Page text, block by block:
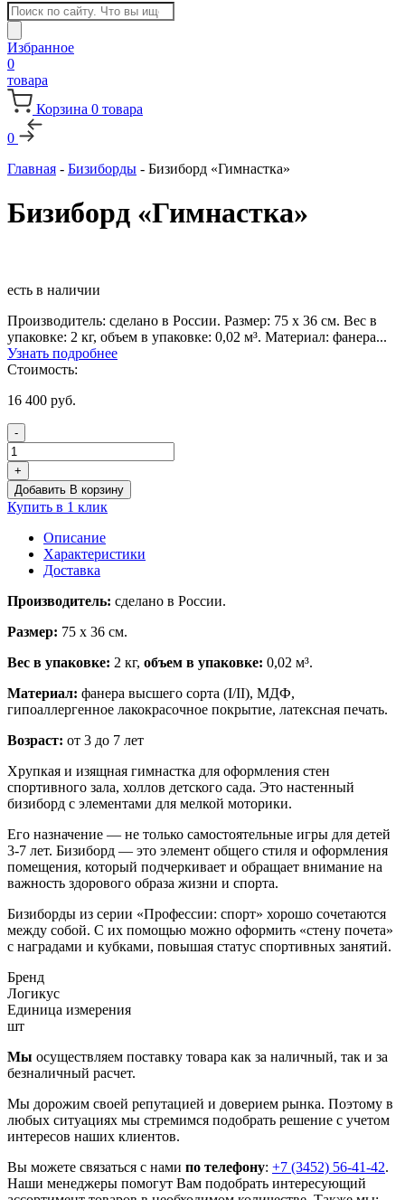
Поиск
товаров
Избранное
0
товара
Корзина 0 товара
0
Главная - Бизиборды - Бизиборд «Гимнастка»
Бизиборд «Гимнастка»
есть в наличии
Производитель: сделано в России. Размер: 75 х 36 см. Вес в
упаковке: 2 кг, объем в упаковке: 0,02 м³. Материал: фанера...
Узнать подробнее
Стоимость:
16 400 руб.
-
Количество
товара
Бизиборд
«Гимнастка»
+
Добавить В корзину
Купить в 1 клик
Описание
Характеристики
Доставка
Производитель: сделано в России.
Размер: 75 х 36 см.
Вес в упаковке: 2 кг, объем в упаковке: 0,02 м³.
Материал: фанера высшего сорта (I/II), МДФ,
гипоаллергенное лакокрасочное покрытие, латексная печать.
Возраст: от 3 до 7 лет
Хрупкая и изящная гимнастка для оформления стен
спортивного зала, холлов детского сада. Это настенный
бизиборд с элементами для мелкой моторики.
Его назначение — не только самостоятельные игры для детей
3-7 лет. Бизиборд — это элемент общего стиля и оформления
помещения, который подчеркивает и обращает внимание на
важность здорового образа жизни и спорта.
Бизиборды из серии «Профессии: спорт» хорошо сочетаются
между собой. С их помощью можно оформить «стену почета»
с наградами и кубками, повышая статус спортивных занятий.
Бренд
Логикус
Единица измерения
шт
Мы осуществляем поставку товара как за наличный, так и за
безналичный расчет.
Мы дорожим своей репутацией и доверием рынка. Поэтому в
любых ситуациях мы стремимся подобрать решение с учетом
интересов наших клиентов.
Вы можете связаться с нами по телефону: +7 (3452) 56-41-42.
Наши менеджеры помогут Вам подобрать интересующий